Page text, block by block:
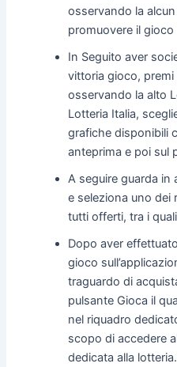
osservando la
promuovere il gioco
In Seguito aver
vittoria gioco,
osservando la alto
Lotteria Italia,
grafiche disponibili
anteprima e poi sul
A seguire guarda in
e seleziona uno dei
tutti offerti, tra i
Dopo aver
gioco
traguardo di
pulsante Gioca il
nel riquadro
scopo di accedere
dedicata alla lotteria.